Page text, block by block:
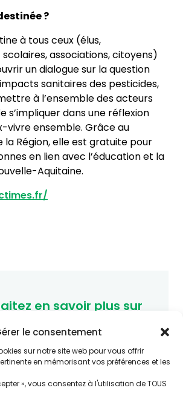
le consentement
sur notre site web pour vous offrir
en mémorisant vos préférences et les
», vous consentez à l'utilisation de TOUS
?
à tous ceux (élus,
associations, citoyens)
un dialogue sur la question
sanitaires des pesticides,
à l’ensemble des acteurs
s’impliquer dans une réflexion
vivre ensemble. Grâce au
Région, elle est gratuite pour
en lien avec l’éducation et la
Aquitaine.
en savoir plus sur
?
Agir-ese.org, des ressources
et promotion de la